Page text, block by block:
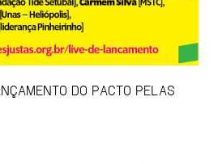
DO PACTO PELAS